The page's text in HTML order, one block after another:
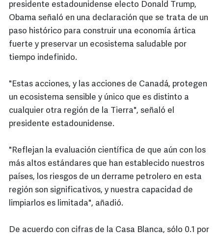
presidente estadounidense electo Donald Trump,
Obama señaló en una declaración que se trata de un
paso histórico para construir una economía ártica
fuerte y preservar un ecosistema saludable por
tiempo indefinido.
"Estas acciones, y las acciones de Canadá, protegen
un ecosistema sensible y único que es distinto a
cualquier otra región de la Tierra", señaló el
presidente estadounidense.
"Reflejan la evaluación científica de que aún con los
más altos estándares que han establecido nuestros
países, los riesgos de un derrame petrolero en esta
región son significativos, y nuestra capacidad de
limpiarlos es limitada", añadió.
De acuerdo con cifras de la Casa Blanca, sólo 0.1 por